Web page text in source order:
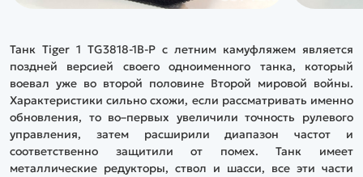
Танк Tiger 1 TG3818-1B-P с летним камуфляжем является
поздней версией своего одноименного танка, который
воевал уже во второй половине Второй мировой войны.
Характеристики сильно схожи, если рассматривать именно
обновления, то во–первых увеличили точность рулевого
управления, затем расширили диапазон частот и
соответственно защитили от помех. Танк имеет
металлические редукторы, ствол и шасси, все эти части